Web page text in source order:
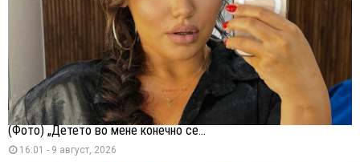
(Фото) „Детето во мене конечно се...
16:01 - 9 август, 2026